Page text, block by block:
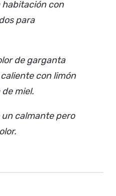
con
para
de garganta
con limón
miel.
calmante pero